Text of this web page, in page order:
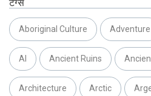
टैग्स
Aboriginal Culture Adventure
AI Ancient Ruins
Architecture Arctic